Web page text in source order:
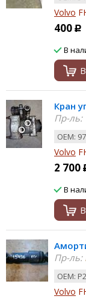
Volvo
400 Р
В
Кран
Пр-ль:
ОЕМ:
Volvo
2 700
В
Пр-ль:
ОЕМ:
Volvo